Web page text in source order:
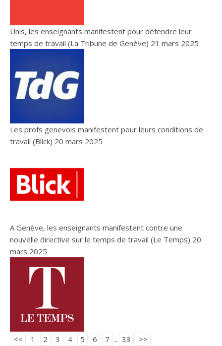
Unis, les enseignants manifestent pour défendre leur
temps de travail (La Tribune de Genève) 21 mars 2025
Les profs genevois manifestent pour leurs conditions de
travail (Blick) 20 mars 2025
A Genève, les enseignants manifestent contre une
nouvelle directive sur le temps de travail (Le Temps) 20
mars 2025
<< 1 2 3 4 5 6 7 ... 33 >>